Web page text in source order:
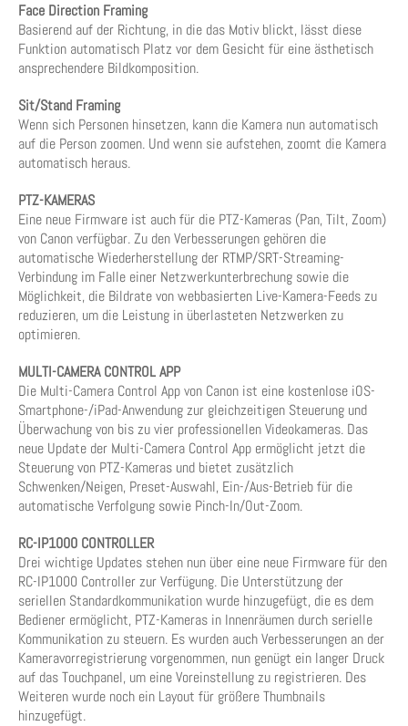
Face Direction Framing
Basierend auf der Richtung, in die das Motiv blickt, lässt diese
Funktion automatisch Platz vor dem Gesicht für eine ästhetisch
ansprechendere Bildkomposition.
Sit/Stand Framing
Wenn sich Personen hinsetzen, kann die Kamera nun automatisch
auf die Person zoomen. Und wenn sie aufstehen, zoomt die Kamera
automatisch heraus.
PTZ-KAMERAS
Eine neue Firmware ist auch für die PTZ-Kameras (Pan, Tilt, Zoom)
von Canon verfügbar. Zu den Verbesserungen gehören die
automatische Wiederherstellung der RTMP/SRT-Streaming-
Verbindung im Falle einer Netzwerkunterbrechung sowie die
Möglichkeit, die Bildrate von webbasierten Live-Kamera-Feeds zu
reduzieren, um die Leistung in überlasteten Netzwerken zu
optimieren.
MULTI-CAMERA CONTROL APP
Die Multi-Camera Control App von Canon ist eine kostenlose iOS-
Smartphone-/iPad-Anwendung zur gleichzeitigen Steuerung und
Überwachung von bis zu vier professionellen Videokameras. Das
neue Update der Multi-Camera Control App ermöglicht jetzt die
Steuerung von PTZ-Kameras und bietet zusätzlich
Schwenken/Neigen, Preset-Auswahl, Ein-/Aus-Betrieb für die
automatische Verfolgung sowie Pinch-In/Out-Zoom.
RC-IP1000 CONTROLLER
Drei wichtige Updates stehen nun über eine neue Firmware für den
RC-IP1000 Controller zur Verfügung. Die Unterstützung der
seriellen Standardkommunikation wurde hinzugefügt, die es dem
Bediener ermöglicht, PTZ-Kameras in Innenräumen durch serielle
Kommunikation zu steuern. Es wurden auch Verbesserungen an der
Kameravorregistrierung vorgenommen, nun genügt ein langer Druck
auf das Touchpanel, um eine Voreinstellung zu registrieren. Des
Weiteren wurde noch ein Layout für größere Thumbnails
hinzugefügt.